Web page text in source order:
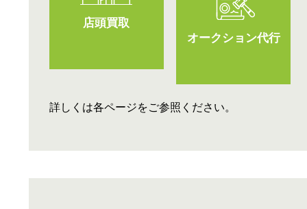
店頭買取
オークション代行
詳しくは各ページをご参照ください。